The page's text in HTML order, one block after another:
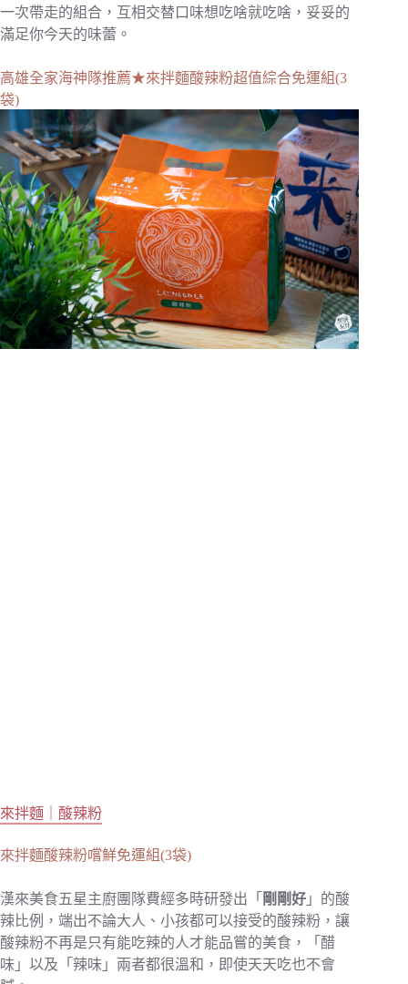
一次帶走的組合，互相交替口味想吃啥就吃啥，妥妥的
滿足你今天的味蕾。
高雄全家海神隊推薦★來拌麵酸辣粉超值綜合免運組(3
袋)
來拌麵｜酸辣粉
來拌麵酸辣粉嚐鮮免運組(3袋)
漢來美食五星主廚團隊費經多時研發出「 剛剛好 」的酸
辣比例，端出不論大人、小孩都可以接受的酸辣粉，讓
酸辣粉不再是只有能吃辣的人才能品嘗的美食，「醋
味」以及「辣味」兩者都很溫和，即使天天吃也不會